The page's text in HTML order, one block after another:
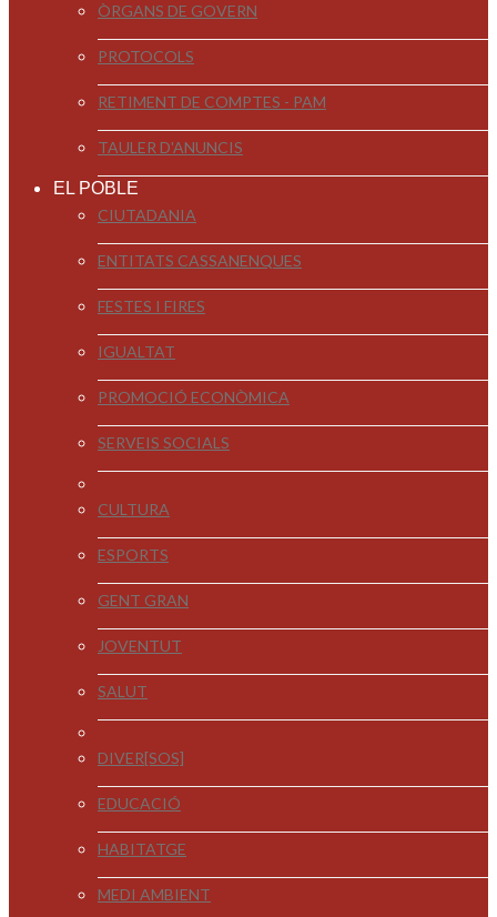
ÒRGANS DE GOVERN
PROTOCOLS
RETIMENT DE COMPTES - PAM
TAULER D'ANUNCIS
EL POBLE
CIUTADANIA
ENTITATS CASSANENQUES
FESTES I FIRES
IGUALTAT
PROMOCIÓ ECONÒMICA
SERVEIS SOCIALS
CULTURA
ESPORTS
GENT GRAN
JOVENTUT
SALUT
DIVER[SOS]
EDUCACIÓ
HABITATGE
MEDI AMBIENT